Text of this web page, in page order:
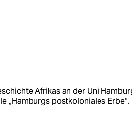
Afrikas an der Uni
„Hamburgs postkoloniales Erbe“.